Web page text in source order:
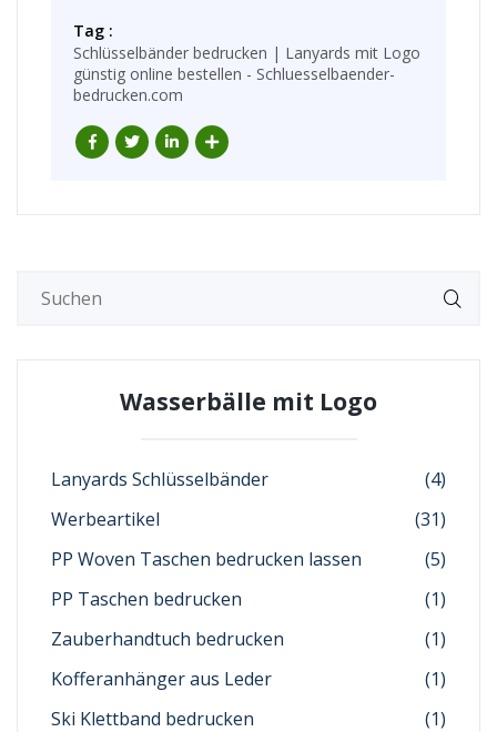
Tag :
Schlüsselbänder bedrucken | Lanyards mit Logo
günstig online bestellen - Schluesselbaender-
bedrucken.com
Wasserbälle mit Logo
Lanyards Schlüsselbänder
(4)
Werbeartikel
(31)
PP Woven Taschen bedrucken lassen
(5)
PP Taschen bedrucken
(1)
Zauberhandtuch bedrucken
(1)
Kofferanhänger aus Leder
(1)
Ski Klettband bedrucken
(1)